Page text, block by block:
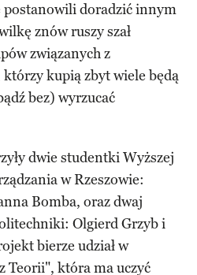
postanowili doradzić innym
znów ruszy szał
związanych z
kupią zbyt wiele będą
bez) wyrzucać
dwie studentki Wyższej
w Rzeszowie:
Bomba, oraz dwaj
Olgierd Grzyb i
bierze udział w
Teorii", która ma uczyć